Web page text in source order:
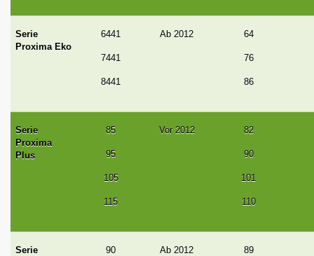
Serie
Proxima Eko
6441
7441
8441
Ab 2012 64
76
86
Serie
Proxima
Plus
85
95
105
115
Vor 2012 82
90
101
110
Serie
90 Ab 2012 89